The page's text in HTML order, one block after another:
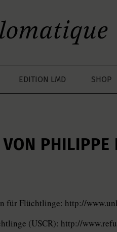
EDITION LMD SHOP
PHILIPPE
für Flüchtlinge: http://
(USCR): http://